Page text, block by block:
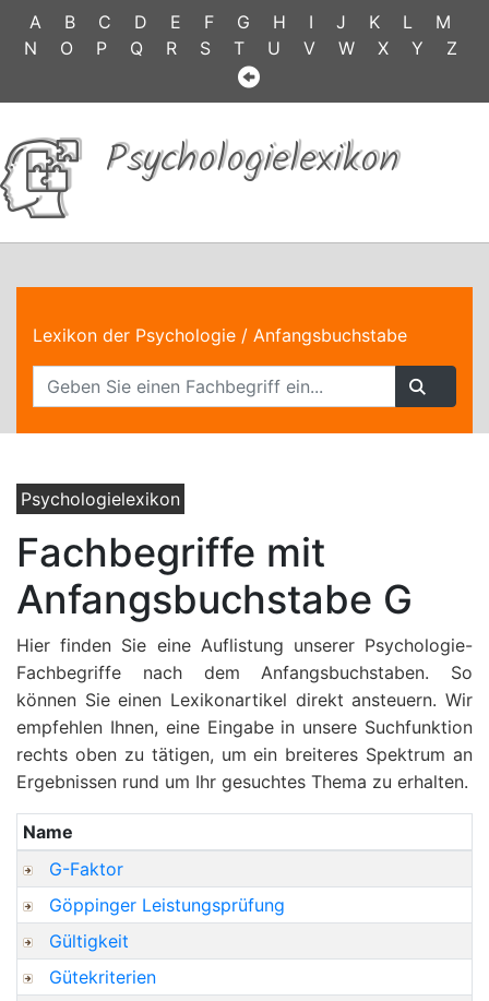
A B C D E F G H I J K L
M
N
O P Q R S T U V W X Y Z
Psychologielexikon
Lexikon der Psychologie / Anfangsbuchstabe
Psychologielexikon
Fachbegriffe mit
Anfangsbuchstabe G
Hier finden Sie eine Auflistung unserer Psychologie-
Fachbegriffe nach dem Anfangsbuchstaben. So
können Sie einen Lexikonartikel direkt ansteuern. Wir
empfehlen Ihnen, eine Eingabe in unsere Suchfunktion
rechts oben zu tätigen, um ein breiteres Spektrum an
Ergebnissen rund um Ihr gesuchtes Thema zu erhalten.
Name
G-Faktor
Göppinger Leistungsprüfung
Gültigkeit
Gütekriterien